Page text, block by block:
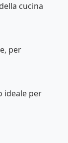
cucina
per
ideale per